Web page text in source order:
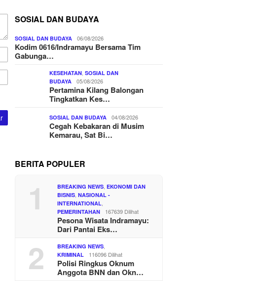
SOSIAL DAN BUDAYA
SOSIAL DAN BUDAYA 06/08/2026
Kodim 0616/Indramayu Bersama Tim
Gabunga…
KESEHATAN ,SOSIAL DAN
BUDAYA
05/08/2026
Pertamina Kilang Balongan
Tingkatkan Kes…
SOSIAL DAN BUDAYA 04/08/2026
Cegah Kebakaran di Musim
Kemarau, Sat Bi…
BERITA POPULER
1 BREAKING NEWS ,EKONOMI DAN
BISNIS ,NASIONAL -
INTERNATIONAL
PEMERINTAHAN 167639 Dilihat
Pesona Wisata Indramayu:
Dari Pantai Eks…
2 BREAKING NEWS
KRIMINAL 116096 Dilihat
Polisi Ringkus Oknum
Anggota BNN dan Okn…